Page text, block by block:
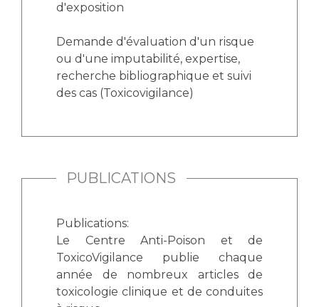
d'exposition
Demande d'évaluation d'un risque
ou d'une imputabilité, expertise,
recherche bibliographique et suivi
des cas (Toxicovigilance)
PUBLICATIONS
Publications:
Le Centre Anti-Poison et de
ToxicoVigilance publie chaque
année de nombreux articles de
toxicologie clinique et de conduites